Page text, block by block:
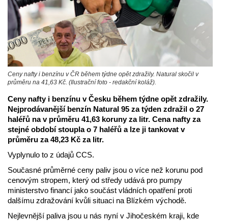
Ceny nafty i benzínu v ČR během týdne opět zdražily. Natural skočil v
průměru na 41,63 Kč. (Ilustrační foto - redakční koláž).
Ceny nafty i benzínu v Česku během týdne opět zdražily.
Nejprodávanější benzín Natural 95 za týden zdražil o 27
haléřů na v průměru 41,63 koruny za litr. Cena nafty za
stejné období stoupla o 7 haléřů a lze ji tankovat v
průměru za 48,23 Kč za litr.
Vyplynulo to z údajů CCS.
Současné průměrné ceny paliv jsou o více než korunu pod
cenovým stropem, který od středy udává pro pumpy
ministerstvo financí jako součást vládních opatření proti
dalšímu zdražování kvůli situaci na Blízkém východě.
Nejlevnější paliva jsou u nás nyní v Jihočeském kraji, kde